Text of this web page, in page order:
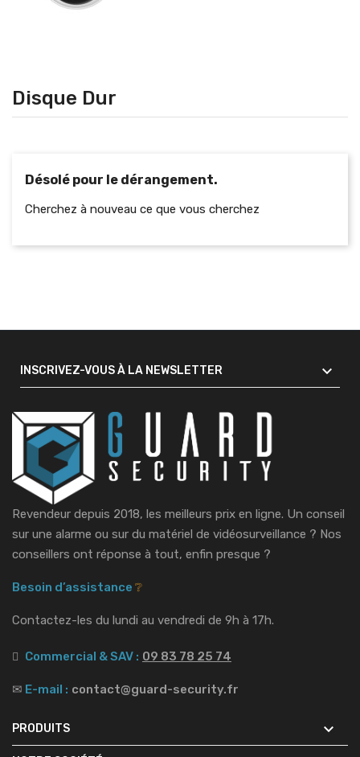
Disque Dur
Désolé pour le dérangement.
Cherchez à nouveau ce que vous cherchez
INSCRIVEZ-VOUS À LA NEWSLETTER 
Revendeur depuis 2018, les meilleurs prix en ligne. Un conseil
sur une alarme ou sur du matériel de vidéosurveillance ? Nos
conseillers ont réponse à tout, enfin presque ?
Besoin d’assistance ❔
Contactez-les du lundi au vendredi de 9h à 17h.
Commercial & SAV : 09 83 78 25 74
✉ E-mail : contact@guard-security.fr
PRODUITS 